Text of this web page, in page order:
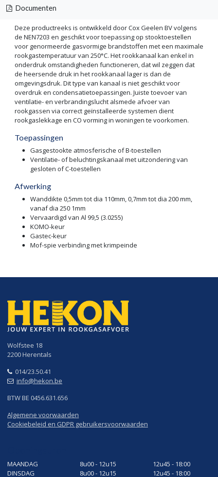
Documenten
Deze productreeks is ontwikkeld door Cox Geelen BV volgens
de NEN7203 en geschikt voor toepassing op stooktoestellen
voor genormeerde gasvormige brandstoffen met een maximale
rookgastemperatuur van 250°C. Het rookkanaal kan enkel in
onderdruk omstandigheden functioneren, dat wil zeggen dat
de heersende druk in het rookkanaal lager is dan de
omgevingsdruk. Dit type van kanaal is niet geschikt voor
overdruk en condensatietoepassingen. Juiste toevoer van
ventilatie- en verbrandingslucht alsmede afvoer van
rookgassen via correct geïnstalleerde systemen dient
rookgaslekkage en CO vorming in woningen te voorkomen.
Toepassingen
Gasgestookte atmosferische of B-toestellen
Ventilatie- of beluchtingskanaal met uitzondering van
gesloten of C-toestellen
Afwerking
Wanddikte 0,5mm tot dia 110mm, 0,7mm tot dia 200 mm,
vanaf dia 250 1mm
Vervaardigd van Al 99,5 (3.0255)
KOMO-keur
Gastec-keur
Mof-spie verbinding met krimpeinde
Wolfstee 18
2200 Herentals
014/23.50.41
info@hekon.be
BTW BE 0456.631.656
Algemene voorwaarden
Cookiebeleid en GDPR gebruikersvoorwaarden
MAANDAG
DINSDAG
8u00 - 12u15
8u00 - 12u15
12u45 - 18:00
12u45 - 18:00